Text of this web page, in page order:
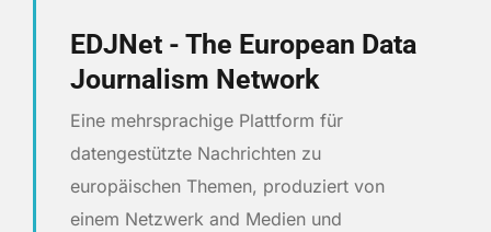
EDJNet - The European Data
Journalism Network
Eine mehrsprachige Plattform für
datengestützte Nachrichten zu
europäischen Themen, produziert von
einem Netzwerk and Medien und